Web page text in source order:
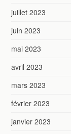
juillet 2023
juin 2023
mai 2023
avril 2023
mars 2023
février 2023
janvier 2023